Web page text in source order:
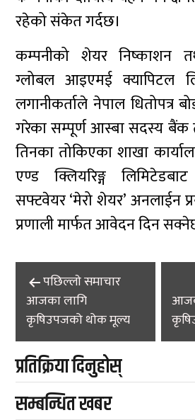
रहेको संकेत गर्दछ।
कम्पनीको शेयर निष्काशन
ग्लोबल आइएमई क्यापिटल
लगानीकर्ताले नेपाल धितोपत्र
गरेका सम्पूर्ण आस्बा सदस्य बैंक
तिनका तोकिएका शाखा
एण्ड क्लियरिङ्ग
सफ्टवेयर ‘मेरो शेयर’ अनलाईन
प्रणाली मार्फत आवेदन दिन
Post
navigation
पछिल्लाे समाचार
आजका लागि
कृषिउपजको थोक मूल्य
प्रतिक्रिया दिनुहोस्
सम्बन्धित खबर